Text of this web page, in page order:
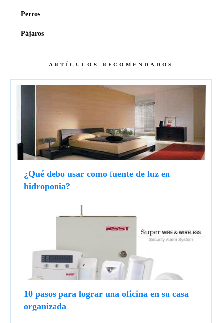
Perros
Pájaros
ARTÍCULOS RECOMENDADOS
¿Qué debo usar como fuente de luz en
hidroponia?
10 pasos para lograr una oficina en su casa
organizada